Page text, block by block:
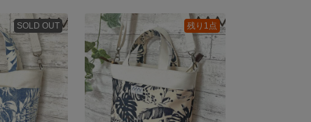
SOLD OUT 残り1点